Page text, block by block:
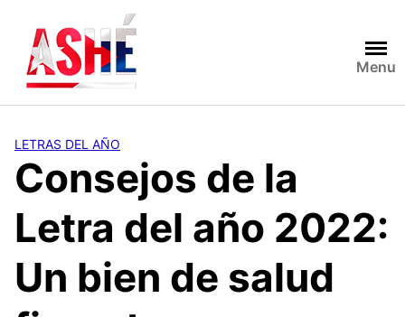
contenido
Menu
LETRAS DEL AÑO
Consejos de la
Letra del año 2022:
Un bien de salud